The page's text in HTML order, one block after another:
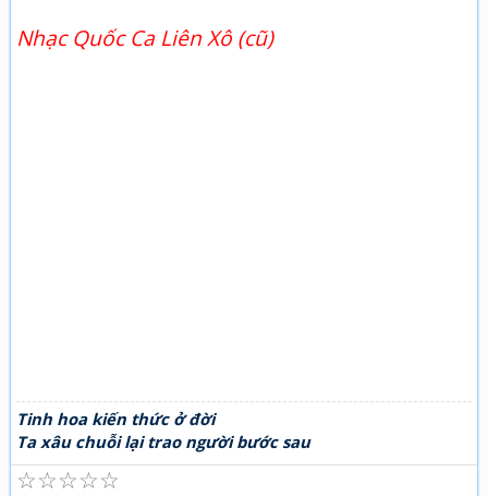
Nhạc Quốc Ca Liên Xô (cũ)
Tinh hoa kiến thức ở đời
Ta xâu chuỗi lại trao người bước sau
☆
☆
☆
☆
☆